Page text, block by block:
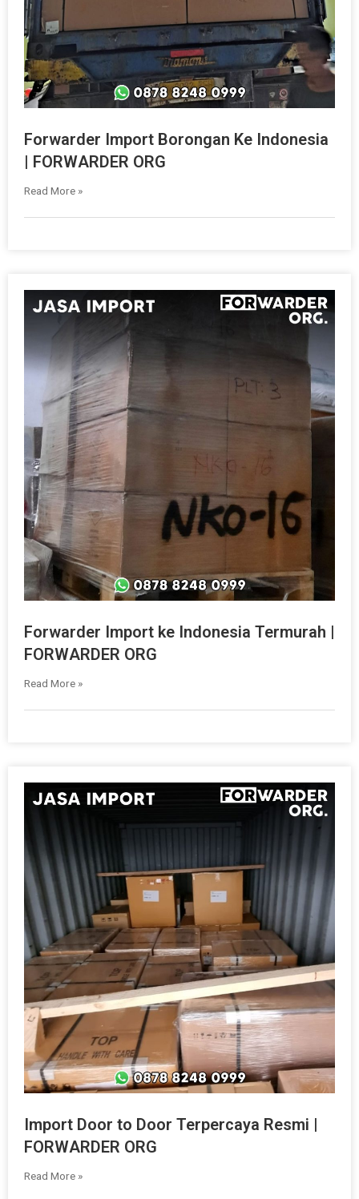
Forwarder Import Borongan Ke Indonesia
| FORWARDER ORG
Read More »
Forwarder Import ke Indonesia Termurah |
FORWARDER ORG
Read More »
Import Door to Door Terpercaya Resmi |
FORWARDER ORG
Read More »